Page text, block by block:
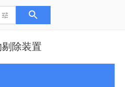
除装置